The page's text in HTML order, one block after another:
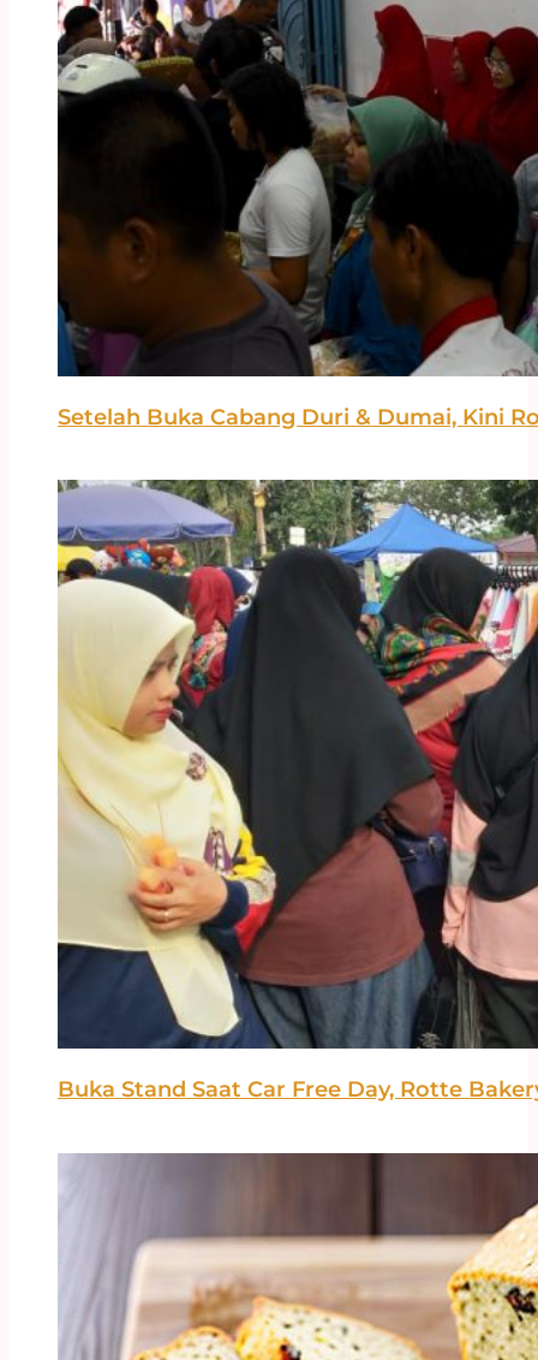
Setelah Buka Cabang Duri & Dumai, Kini
Buka Stand Saat Car Free Day, Rotte